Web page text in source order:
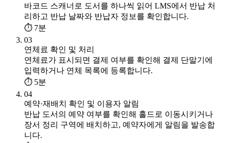
바코드 스캐너로 도서를 하나씩 읽어 LMS에서 반납 처
리하고 반납 날짜와 반납자 정보를 확인합니다.
⏱ 7분
03
연체료 확인 및 처리
연체료가 표시되면 결제 여부를 확인해 결제 단말기에
입력하거나 연체 목록에 등록합니다.
⏱ 5분
04
예약·재배치 확인 및 이용자 알림
반납 도서의 예약 여부를 확인해 홀드로 이동시키거나
장서 정리 구역에 배치하고, 예약자에게 알림을 발송합
니다.